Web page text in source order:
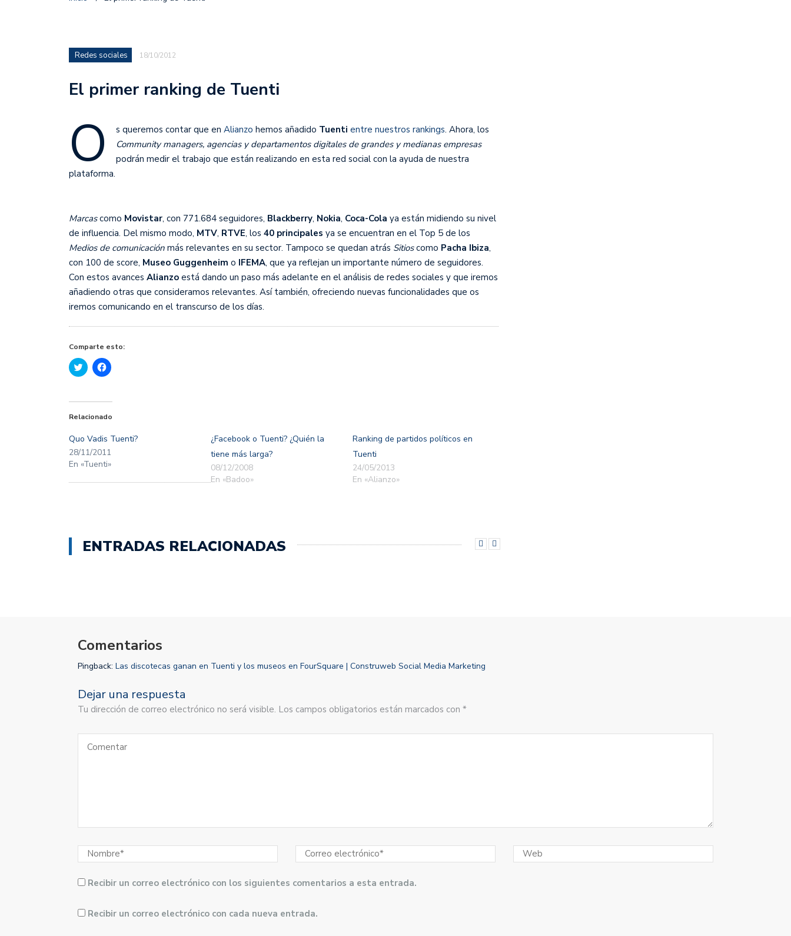
Redes sociales 18/10/2012
El primer ranking de Tuenti
O s queremos contar que en Alianzo hemos añadido Tuenti entre nuestros rankings. Ahora, los
Community managers, agencias y departamentos digitales de grandes y medianas empresas
podrán medir el trabajo que están realizando en esta red social con la ayuda de nuestra
plataforma.
Marcascomo Movistar, con 771.684 seguidores, Blackberry, Nokia, Coca-Cola ya están midiendo su nivel
de influencia. Del mismo modo, MTV, RTVE, los 40 principales ya se encuentran en el Top 5 de los
Medios de comunicación más relevantes en su sector. Tampoco se quedan atrás Sitioscomo Pacha Ibiza,
con 100 de score, Museo Guggenheim o IFEMA, que ya reflejan un importante número de seguidores.
Con estos avances Alianzo está dando un paso más adelante en el análisis de redes sociales y que iremos
añadiendo otras que consideramos relevantes. Así también, ofreciendo nuevas funcionalidades que os
iremos comunicando en el transcurso de los días.
Comparte esto:
Haz
clic
Twitter
abre
una
ventana
nueva)
Haz
clic
Facebook
abre
una
ventana
nueva)
Relacionado
Quo Vadis Tuenti?
28/11/2011
En «Tuenti»
¿Facebook o Tuenti? ¿Quién la
tiene más larga?
08/12/2008
En «Badoo»
Ranking de partidos políticos en
Tuenti
24/05/2013
En «Alianzo»
ENTRADAS RELACIONADAS
Comentarios
Pingback: Las discotecas ganan en Tuenti y los museos en FourSquare | Construweb Social Media Marketing
Dejar una respuesta
Tu dirección de correo electrónico no será visible. Los campos obligatorios están marcados con *
Recibir un correo electrónico con los siguientes comentarios a esta entrada.
Recibir un correo electrónico con cada nueva entrada.